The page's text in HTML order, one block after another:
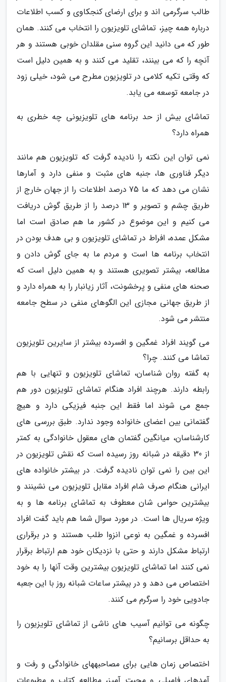
طالب سرگرمی اند و برای ارضای کنجکاوی و کسب اطلاعات
درباره همه چیز، تماشای تلویزیون را انتخاب می کنند. همان
طور که می دانید این گروه سنی مقلدان خوبی هستند و هر
آنچه را که می بینند، تقلید می کنند و به همین دلیل است
که وقتی تکیه کلامی در تلویزیون مطرح می شود، خیلی زود
در جامعه توسعه می یابد.
تماشای بیش از حد برنامه های تلویزیونی چه خطری به
همراه دارد؟
نمی توان این نکته را نادیده گرفت که تلویزیون هم مانند
دیگر فناوری ها، جنبه های مثبت و منفی دارد و آمارها
نشان می دهد که ما 75 درصد اطلاعات را از جهان خارج از
طریق چشم و تصویر و 13 درصد را از طریق گوش دریافت
می کنیم و این موضوع در کشور ما هم صادق است اما
مشکل عمده، افراط در تماشای تلویزیون و بی هدف بودن در
انتخاب برنامه ها است و مردم ما به جای گوش دادن و
مطالعه، بیشتر تصویری هستند و به همین دلیل است که
صحنه های منفی و پرخشونت، آثار زیانبار را به همراه دارد و
از طریق جهانی مجازی این الگوهای منفی در سطح جامعه
منتشر می شود.
می گویند افراد غمگین و افسرده بیشتر از سایرین تلویزیون
تماشا می کنند. چرا؟
به گفته روان شناسان، تماشای تلویزیون و تنهایی با هم
رابطه دارند. هرچند افراد هنگام تماشای تلویزیون دور هم
جمع می شوند اما فقط این جنبه فیزیکی دارد و هیچ
گفتمانی بین اعضای خانواده وجود ندارد. طبق بررسی های
کارشناسان، میانگین گفتمان های معقول خانوادگی به کمتر
از 30 دقیقه در شبانه روز رسیده است که نقش تلویزیون در
این بین را نمی توان نادیده گرفت. در بیشتر خانواده های
ایرانی هنگام صرف شام افراد مقابل تلویزیون می نشینند و
بیشترین حواس شان معطوف به تماشای برنامه ها و به
ویژه سریال ها است. در مورد سوال شما هم باید گفت افراد
افسرده و غمگین به نوعی انزوا طلب هستند و در برقراری
ارتباط مشکل دارند و حتی با نزدیکان خود هم ارتباط برقرار
نمی کنند اما تماشای تلویزیون بیشترین وقت آنها را به خود
اختصاص می دهد و در بیشتر ساعات شبانه روز با این جعبه
جادویی خود را سرگرم می کنند.
چگونه می توانیم آسیب های ناشی از تماشای تلویزیون را
به حداقل برسانیم؟
اختصاص زمان هایی برای مصاحبههای خانوادگی و رفت و